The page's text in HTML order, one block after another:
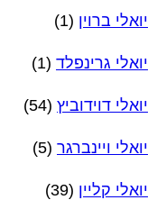
יואלי ברוין (1)
יואלי גרינפלד (1)
יואלי דוידוביץ (54)
יואלי ויינברגר (5)
יואלי קליין (39)